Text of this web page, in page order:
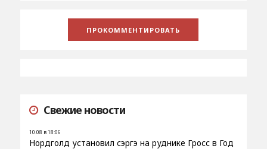
Свежие новости
10.08 в 18:06
Нордголд установил сэргэ на руднике Гросс в Год